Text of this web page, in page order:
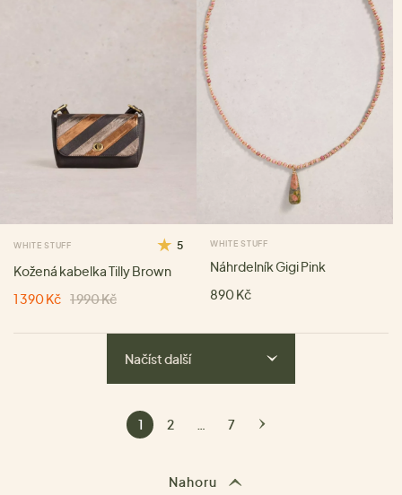
WHITE STUFF 5
Kožená kabelka Tilly Brown
1 390 Kč 1 990 Kč
WHITE STUFF
Náhrdelník Gigi Pink
890 Kč
Nahoru
Načíst další
1 2 7